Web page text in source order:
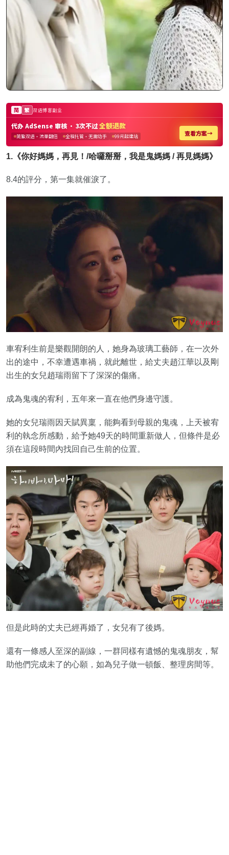
1.《你好媽媽，再見！/哈囉掰掰，我是鬼媽媽 / 再見媽媽》
8.4的評分，第一集就催淚了。
車宥利生前是樂觀開朗的人，她身為玻璃工藝師，在一次外
出的途中，不幸遭遇車禍，就此離世，給丈夫趙江華以及剛
出生的女兒趙瑞雨留下了深深的傷痛。
成為鬼魂的宥利，五年來一直在他們身邊守護。
她的女兒瑞雨因天賦異稟，能夠看到母親的鬼魂，上天被宥
利的執念所感動，給予她49天的時間重新做人，但條件是必
須在這段時間內找回自己生前的位置。
但是此時的丈夫已經再婚了，女兒有了後媽。
還有一條感人至深的副線，一群同樣有遺憾的鬼魂朋友，幫
助他們完成未了的心願，如為兒子做一頓飯、整理房間等。